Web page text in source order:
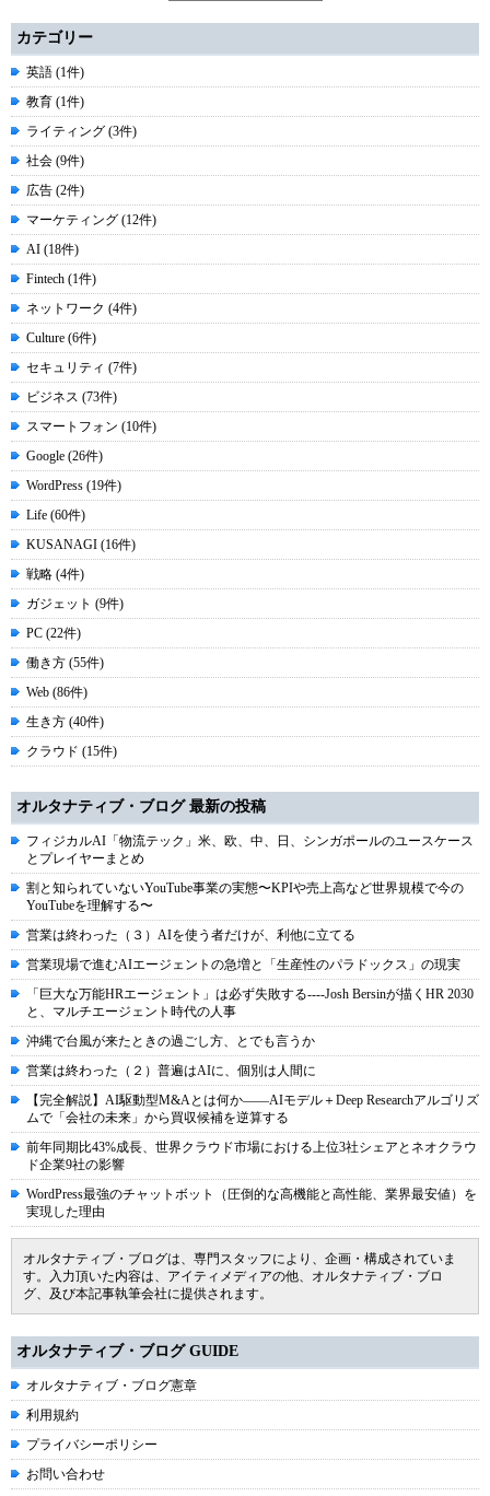
カテゴリー
英語 (1件)
教育 (1件)
ライティング (3件)
社会 (9件)
広告 (2件)
マーケティング (12件)
AI (18件)
Fintech (1件)
ネットワーク (4件)
Culture (6件)
セキュリティ (7件)
ビジネス (73件)
スマートフォン (10件)
Google (26件)
WordPress (19件)
Life (60件)
KUSANAGI (16件)
戦略 (4件)
ガジェット (9件)
PC (22件)
働き方 (55件)
Web (86件)
生き方 (40件)
クラウド (15件)
オルタナティブ・ブログ 最新の投稿
フィジカルAI「物流テック」米、欧、中、日、シンガポールのユースケース
とプレイヤーまとめ
割と知られていないYouTube事業の実態〜KPIや売上高など世界規模で今の
YouTubeを理解する〜
営業は終わった（３）AIを使う者だけが、利他に立てる
営業現場で進むAIエージェントの急増と「生産性のパラドックス」の現実
「巨大な万能HRエージェント」は必ず失敗する----Josh Bersinが描くHR 2030
と、マルチエージェント時代の人事
沖縄で台風が来たときの過ごし方、とでも言うか
営業は終わった（２）普遍はAIに、個別は人間に
【完全解説】AI駆動型M&Aとは何か――AIモデル＋Deep Researchアルゴリズ
ムで「会社の未来」から買収候補を逆算する
前年同期比43%成長、世界クラウド市場における上位3社シェアとネオクラウ
ド企業9社の影響
WordPress最強のチャットボット（圧倒的な高機能と高性能、業界最安値）を
実現した理由
オルタナティブ・ブログは、専門スタッフにより、企画・構成されていま
す。入力頂いた内容は、アイティメディアの他、オルタナティブ・ブロ
グ、及び本記事執筆会社に提供されます。
オルタナティブ・ブログ GUIDE
オルタナティブ・ブログ憲章
利用規約
プライバシーポリシー
お問い合わせ